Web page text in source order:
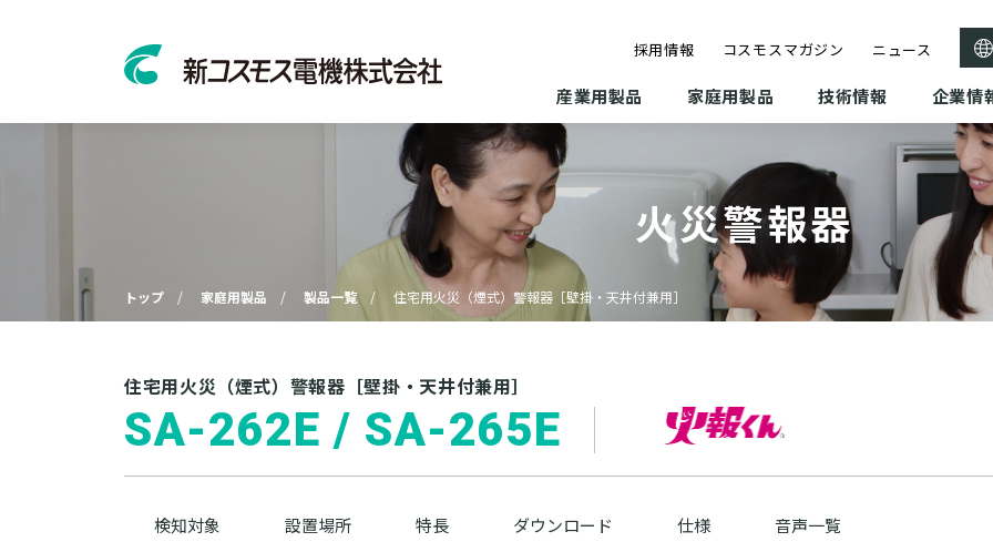
採用情報 コスモスマガジン ニュース
産業用製品 家庭用製品 技術情報 企業情
火災警報器
トップ 家庭用製品 製品一覧 住宅用火災（煙式）警報器［壁掛・天井付兼用］
住宅用火災（煙式）警報器［壁掛・天井付兼用］
SA-262E / SA-265E
検知対象 設置場所 特長 ダウンロード 仕様 音声一覧